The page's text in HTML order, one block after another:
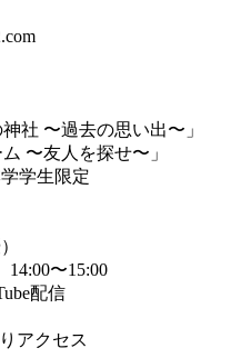
社 〜過去の思い出〜」
〜友人を探せ〜」
学生限定
14:00〜15:00
配信
アクセス